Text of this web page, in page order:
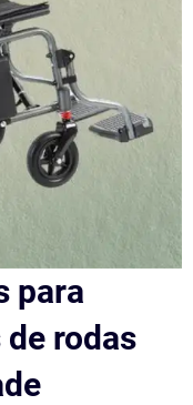
para
rodas